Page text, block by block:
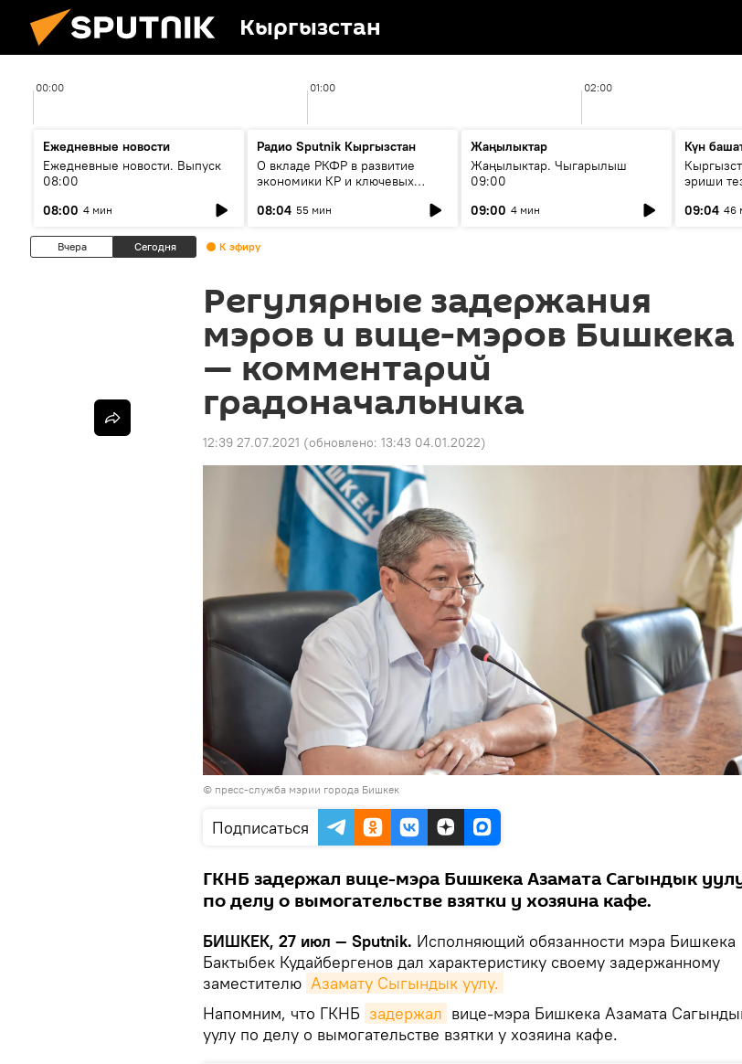
Кыргызстан
00:00 01:00 02:00
Ежедневные новости
Ежедневные новости. Выпуск
08:00
08:00 4 мин
Радио Sputnik Кыргызстан
О вкладе РКФР в развитие
экономики КР и ключевых
08:04 55 мин
Жаңылыктар
Жаңылыктар. Чыгарылыш
09:00
09:00 4 мин
Күн
эриши
09:04 46
Вчера Сегодня К эфиру
Регулярные задержания
мэров и вице-мэров Бишкека
— комментарий
градоначальника
12:39 27.07.2021 (обновлено: 13:43 04.01.2022)
© пресс-служба мэрии города Бишкек
Подписаться
ГКНБ задержал вице-мэра Бишкека Азамата Сагындык
по делу о вымогательстве взятки у хозяина кафе.
БИШКЕК, 27 июл — Sputnik. Исполняющий обязанности мэра Бишкека
Бактыбек Кудайбергенов дал характеристику своему задержанному
заместителю Азамату Сыгындык уулу.
Напомним, что ГКНБ задержал вице-мэра Бишкека Азамата
уулу по делу о вымогательстве взятки у хозяина кафе.